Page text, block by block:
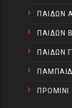
ΠΑΙΔΩΝ Α
ΠΑΙΔΩΝ Β
ΠΑΙΔΩΝ Γ
ΠΡΟΜΙΝΙ